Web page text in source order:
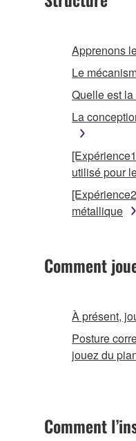
Apprenons
Le
Quelle est la
La
utilisé pour
métallique
Comment
À présent,
Posture
jouez du
Comment